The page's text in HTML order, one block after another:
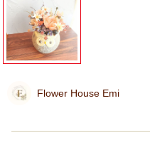
Flower House Emi